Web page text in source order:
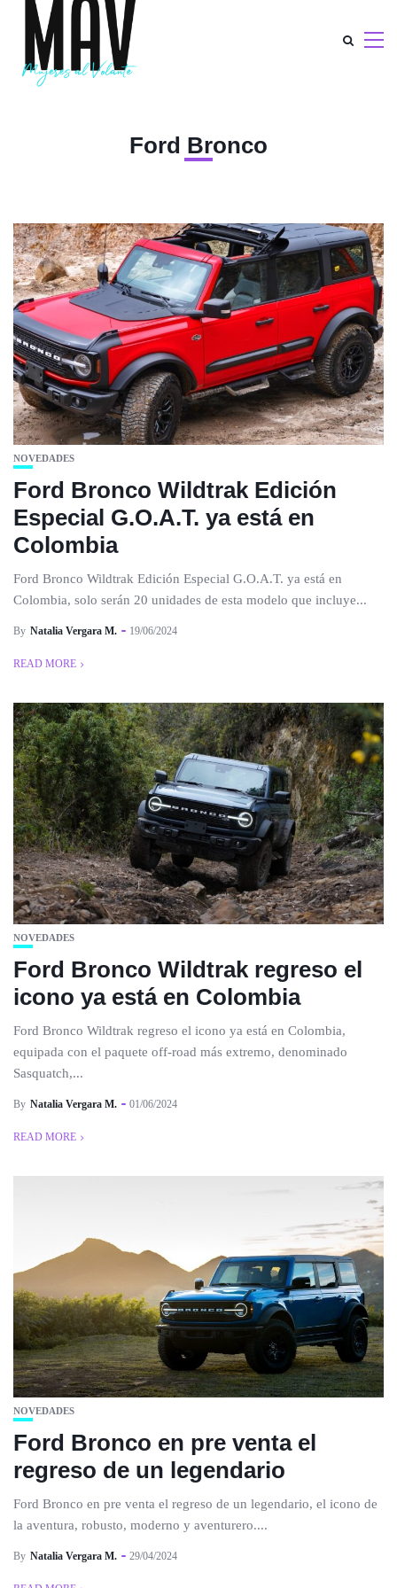
Ford Bronco
NOVEDADES
Ford Bronco Wildtrak Edición
Especial G.O.A.T. ya está en
Colombia
Ford Bronco Wildtrak Edición Especial G.O.A.T. ya está en
Colombia, solo serán 20 unidades de esta modelo que incluye...
By Natalia Vergara M. 19/06/2024
READ MORE
NOVEDADES
Ford Bronco Wildtrak regreso el
icono ya está en Colombia
Ford Bronco Wildtrak regreso el icono ya está en Colombia,
equipada con el paquete off-road más extremo, denominado
Sasquatch,...
By Natalia Vergara M. 01/06/2024
READ MORE
NOVEDADES
Ford Bronco en pre venta el
regreso de un legendario
Ford Bronco en pre venta el regreso de un legendario, el icono de
la aventura, robusto, moderno y aventurero....
By Natalia Vergara M. 29/04/2024